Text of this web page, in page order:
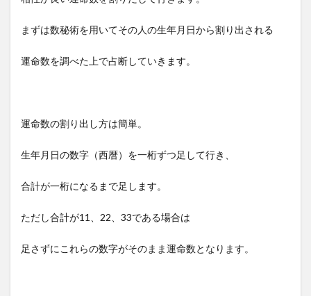
まずは数秘術を用いてその人の生年月日から割り出される
運命数を調べた上で占断していきます。
運命数の割り出し方は簡単。
生年月日の数字（西暦）を一桁ずつ足して行き、
合計が一桁になるまで足します。
ただし合計が11、22、33である場合は
足さずにこれらの数字がそのまま運命数となります。